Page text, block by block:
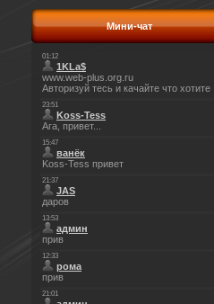
Мини-чат